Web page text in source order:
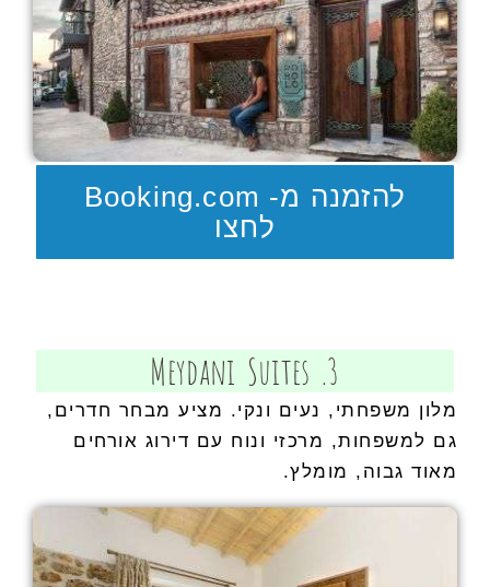
להזמנה מ- Booking.com
לחצו
3. Meydani Suites
מלון משפחתי, נעים ונקי. מציע מבחר חדרים,
גם למשפחות, מרכזי ונוח עם דירוג אורחים
מאוד גבוה, מומלץ.